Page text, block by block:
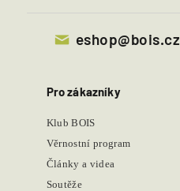
eshop@bois.cz
Pro zákazníky
Klub BOIS
Věrnostní program
Články a videa
Soutěže